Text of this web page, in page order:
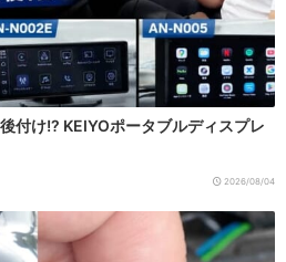
付け!? KEIYOポータブルディスプレ
2026/08/04